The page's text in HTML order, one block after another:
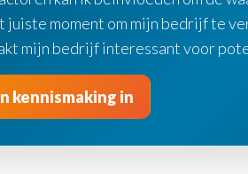
juiste moment om mijn bedrijf te
mijn bedrijf interessant voor
kennismaking in